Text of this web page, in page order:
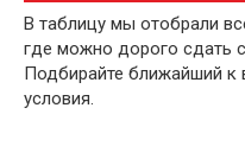
В таблицу мы отобрали
где можно дорого сдать
Подбирайте ближайший
условия.